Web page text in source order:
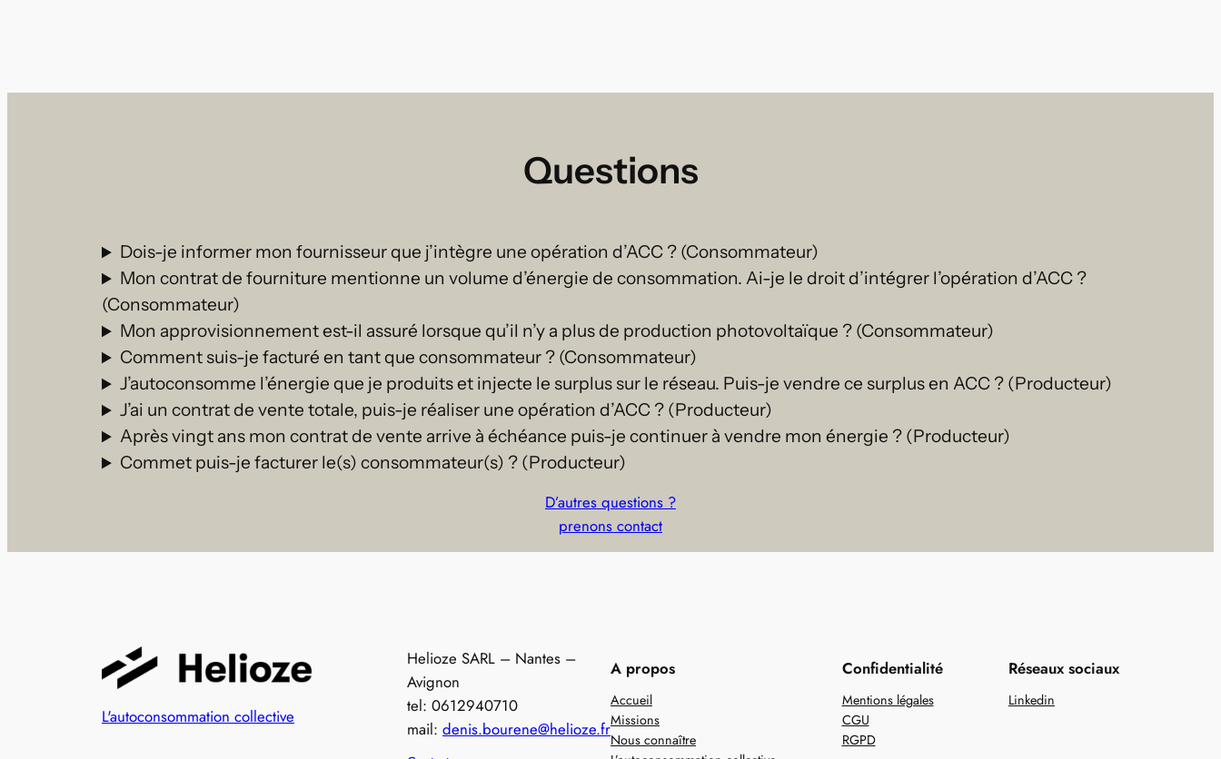
Questions
Dois-je informer mon fournisseur que j’intègre une opération d’ACC ? (Consommateur)
Mon contrat de fourniture mentionne un volume d’énergie de consommation. Ai-je le droit d’intégrer l’opération d’ACC ?
(Consommateur)
Mon approvisionnement est-il assuré lorsque qu’il n’y a plus de production photovoltaïque ? (Consommateur)
Comment suis-je facturé en tant que consommateur ? (Consommateur)
J’autoconsomme l’énergie que je produits et injecte le surplus sur le réseau. Puis-je vendre ce surplus en ACC ? (Producteur)
J’ai un contrat de vente totale, puis-je réaliser une opération d’ACC ? (Producteur)
Après vingt ans mon contrat de vente arrive à échéance puis-je continuer à vendre mon énergie ? (Producteur)
Commet puis-je facturer le(s) consommateur(s) ? (Producteur)
D’autres questions ?
prenons contact
L'autoconsommation collective
Helioze SARL – Nantes –
Avignon
tel: 0612940710
mail: denis.bourene@helioze.fr
A propos
Accueil
Missions
Nous connaître
Confidentialité
Mentions légales
CGU
RGPD
Réseaux sociaux
Linkedin